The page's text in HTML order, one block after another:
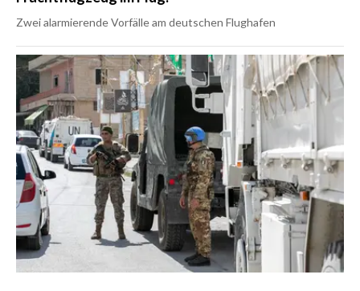
Zwei alarmierende Vorfälle am deutschen Flughafen